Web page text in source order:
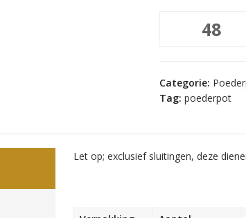
poederpot,
Categorie:
Tag: poederpot
Let op; exclusief sluitingen, deze